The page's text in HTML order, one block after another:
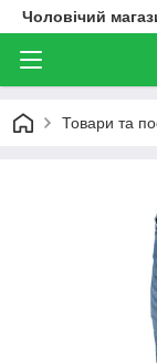
Чоловічий
Товари та